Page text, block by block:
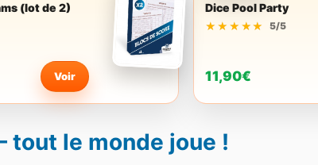
(lot de 2)
Voir
Dice Pool Party
★★★★★
★★★★★ 5/5
11,90€
tout le monde joue !